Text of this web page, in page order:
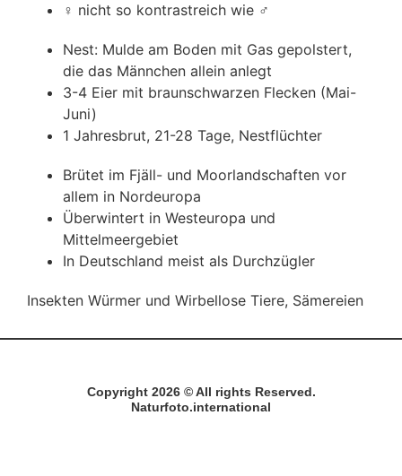
♀ nicht so kontrastreich wie ♂
Nest: Mulde am Boden mit Gas gepolstert,
die das Männchen allein anlegt
3-4 Eier mit braunschwarzen Flecken (Mai-
Juni)
1 Jahresbrut, 21-28 Tage, Nestflüchter
Brütet im Fjäll- und Moorlandschaften vor
allem in Nordeuropa
Überwintert in Westeuropa und
Mittelmeergebiet
In Deutschland meist als Durchzügler
Insekten Würmer und Wirbellose Tiere, Sämereien
Copyright 2026 © All rights Reserved.
Naturfoto.international